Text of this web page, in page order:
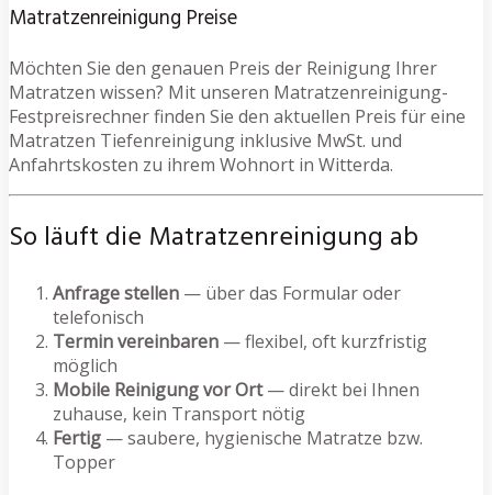
Matratzenreinigung Preise
Möchten Sie den genauen Preis der Reinigung Ihrer
Matratzen wissen? Mit unseren Matratzenreinigung-
Festpreisrechner finden Sie den aktuellen Preis für eine
Matratzen Tiefenreinigung inklusive MwSt. und
Anfahrtskosten zu ihrem Wohnort in Witterda.
So läuft die Matratzenreinigung ab
Anfrage stellen — über das Formular oder
telefonisch
Termin vereinbaren — flexibel, oft kurzfristig
möglich
Mobile Reinigung vor Ort— direkt bei Ihnen
zuhause, kein Transport nötig
Fertig — saubere, hygienische Matratze bzw.
Topper